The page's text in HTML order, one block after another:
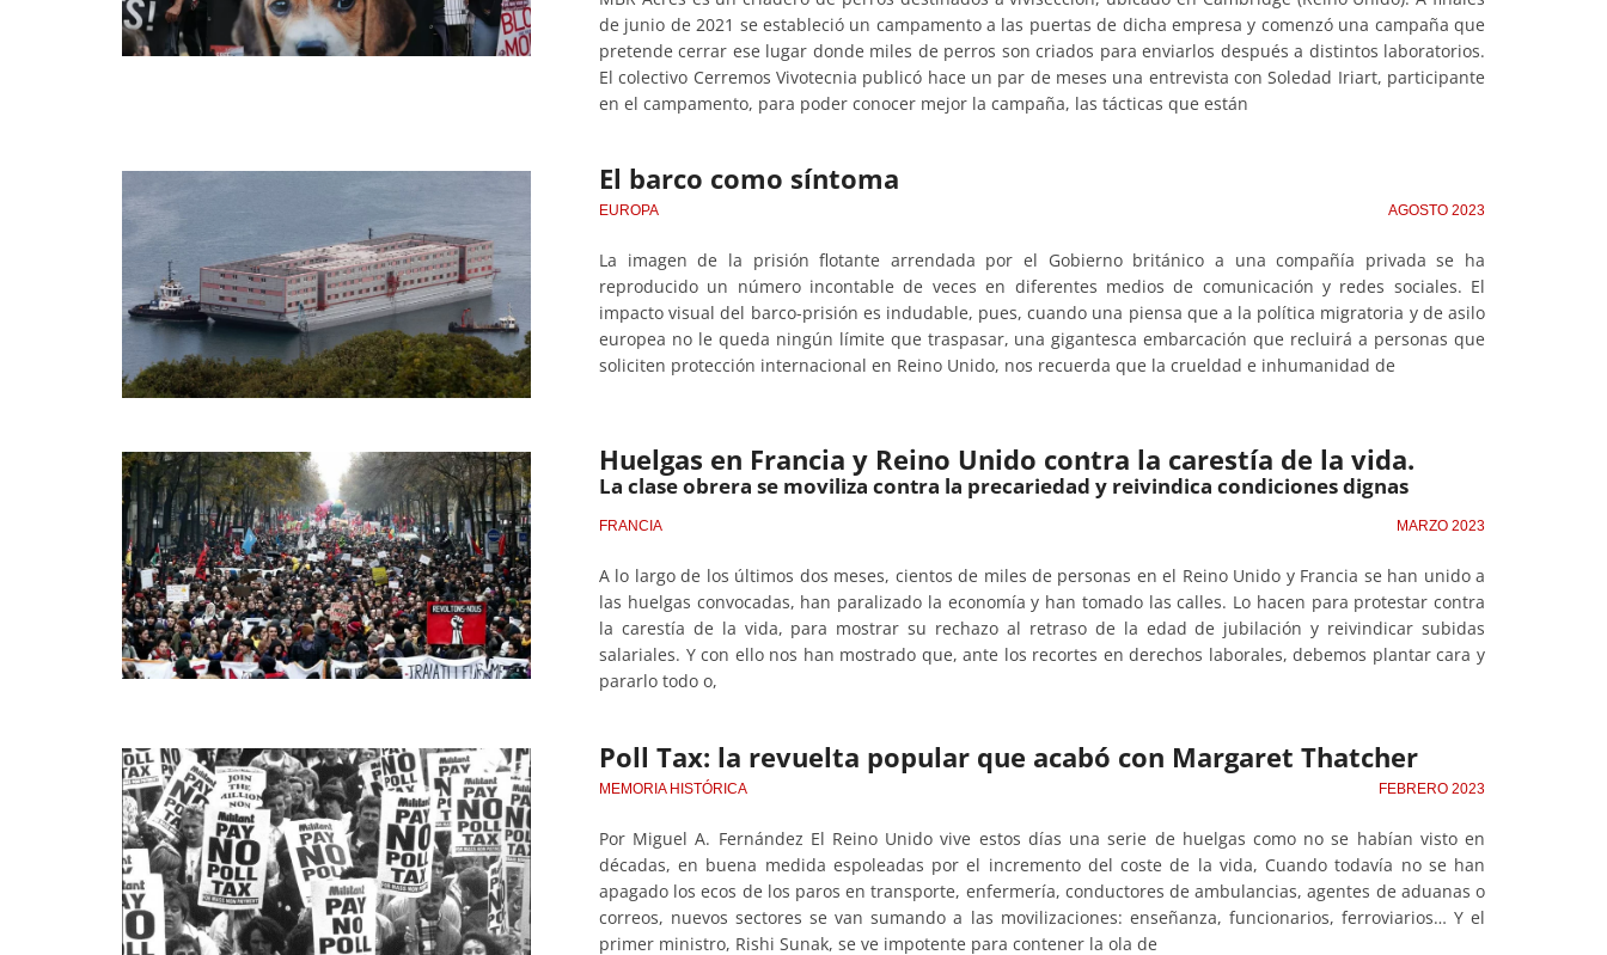
de junio de 2021 se estableció un campamento a las puertas de dicha empresa y comenzó una campaña que
pretende cerrar ese lugar donde miles de perros son criados para enviarlos después a distintos laboratorios.
El colectivo Cerremos Vivotecnia publicó hace un par de meses una entrevista con Soledad Iriart, participante
en el campamento, para poder conocer mejor la campaña, las tácticas que están
El barco como síntoma
EUROPA AGOSTO 2023
La imagen de la prisión flotante arrendada por el Gobierno británico a una compañía privada se ha
reproducido un número incontable de veces en diferentes medios de comunicación y redes sociales. El
impacto visual del barco-prisión es indudable, pues, cuando una piensa que a la política migratoria y de asilo
europea no le queda ningún límite que traspasar, una gigantesca embarcación que recluirá a personas que
soliciten protección internacional en Reino Unido, nos recuerda que la crueldad e inhumanidad de
Huelgas en Francia y Reino Unido contra la carestía de la vida.
La clase obrera se moviliza contra la precariedad y reivindica condiciones dignas
FRANCIA MARZO 2023
A lo largo de los últimos dos meses, cientos de miles de personas en el Reino Unido y Francia se han unido a
las huelgas convocadas, han paralizado la economía y han tomado las calles. Lo hacen para protestar contra
la carestía de la vida, para mostrar su rechazo al retraso de la edad de jubilación y reivindicar subidas
salariales. Y con ello nos han mostrado que, ante los recortes en derechos laborales, debemos plantar cara y
pararlo todo o,
Poll Tax: la revuelta popular que acabó con Margaret Thatcher
MEMORIA HISTÓRICA FEBRERO 2023
Por Miguel A. Fernández El Reino Unido vive estos días una serie de huelgas como no se habían visto en
décadas, en buena medida espoleadas por el incremento del coste de la vida, Cuando todavía no se han
apagado los ecos de los paros en transporte, enfermería, conductores de ambulancias, agentes de aduanas o
correos, nuevos sectores se van sumando a las movilizaciones: enseñanza, funcionarios, ferroviarios… Y el
primer ministro, Rishi Sunak, se ve impotente para contener la ola de